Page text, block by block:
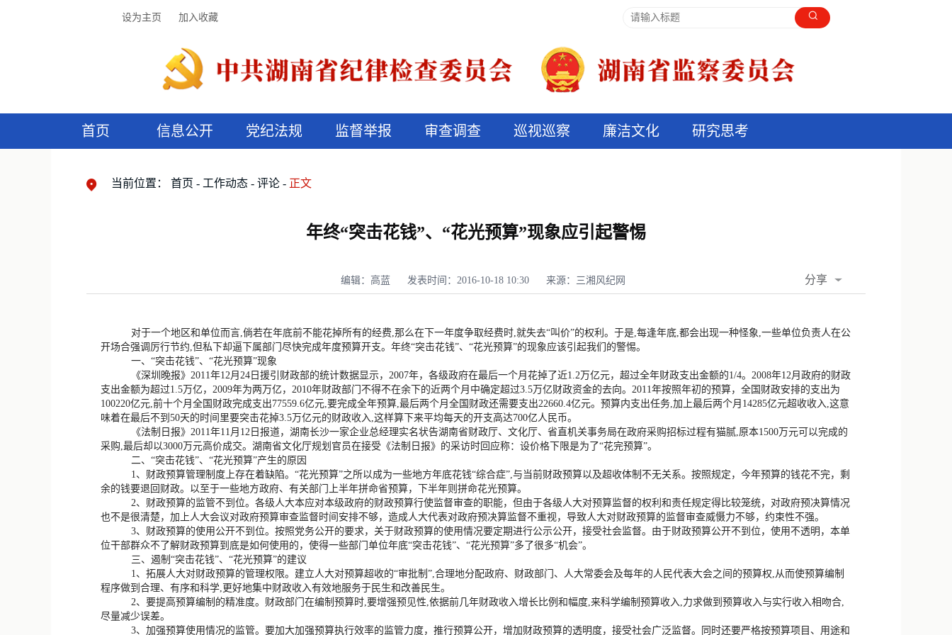
设为主页 加入收藏
首页 信息公开 党纪法规 监督举报 审查调查 巡视巡察 廉洁文化 研究思考
当前位置： 首页 工作动态 评论 正文
年终“突击花钱”、“花光预算”现象应引起警惕
编辑：高蓝 发表时间：2016-10-18 10:30 来源：三湘风纪网 分享
新浪微博
微信
对于一个地区和单位而言,倘若在年底前不能花掉所有的经费,那么在下一年度争取经费时,就失去“叫价”的权利。于是,每逢年底,都会出现一种怪象,一些单位负责人在公
开场合强调厉行节约,但私下却逼下属部门尽快完成年度预算开支。年终“突击花钱”、“花光预算”的现象应该引起我们的警惕。
一、“突击花钱”、“花光预算”现象
《深圳晚报》2011年12月24日援引财政部的统计数据显示，2007年，各级政府在最后一个月花掉了近1.2万亿元，超过全年财政支出金额的1/4。2008年12月政府的财政
支出金额为超过1.5万亿，2009年为两万亿，2010年财政部门不得不在余下的近两个月中确定超过3.5万亿财政资金的去向。2011年按照年初的预算，全国财政安排的支出为
100220亿元,前十个月全国财政完成支出77559.6亿元,要完成全年预算,最后两个月全国财政还需要支出22660.4亿元。预算内支出任务,加上最后两个月14285亿元超收收入,这意
味着在最后不到50天的时间里要突击花掉3.5万亿元的财政收入,这样算下来平均每天的开支高达700亿人民币。
《法制日报》2011年11月12日报道，湖南长沙一家企业总经理实名状告湖南省财政厅、文化厅、省直机关事务局在政府采购招标过程有猫腻,原本1500万元可以完成的
采购,最后却以3000万元高价成交。湖南省文化厅规划官员在接受《法制日报》的采访时回应称：设价格下限是为了“花完预算”。
二、“突击花钱”、“花光预算”产生的原因
1、财政预算管理制度上存在着缺陷。“花光预算”之所以成为一些地方年底花钱“综合症”,与当前财政预算以及超收体制不无关系。按照规定，今年预算的钱花不完，剩
余的钱要退回财政。以至于一些地方政府、有关部门上半年拼命省预算，下半年则拼命花光预算。
2、财政预算的监管不到位。各级人大本应对本级政府的财政预算行使监督审查的职能，但由于各级人大对预算监督的权利和责任规定得比较笼统，对政府预决算情况
也不是很清楚，加上人大会议对政府预算审查监督时间安排不够，造成人大代表对政府预决算监督不重视，导致人大对财政预算的监督审查威慑力不够，约束性不强。
3、财政预算的使用公开不到位。按照党务公开的要求，关于财政预算的使用情况要定期进行公示公开，接受社会监督。由于财政预算公开不到位，使用不透明，本单
位干部群众不了解财政预算到底是如何使用的，使得一些部门单位年底“突击花钱”、“花光预算”多了很多“机会”。
三、遏制“突击花钱”、“花光预算”的建议
1、拓展人大对财政预算的管理权限。建立人大对预算超收的“审批制”,合理地分配政府、财政部门、人大常委会及每年的人民代表大会之间的预算权,从而使预算编制
程序做到合理、有序和科学,更好地集中财政收入有效地服务于民生和改善民生。
2、要提高预算编制的精准度。财政部门在编制预算时,要增强预见性,依据前几年财政收入增长比例和幅度,来科学编制预算收入,力求做到预算收入与实行收入相吻合,
尽量减少误差。
3、加强预算使用情况的监管。要加大加强预算执行效率的监管力度，推行预算公开，增加财政预算的透明度，接受社会广泛监督。同时还要严格按预算项目、用途和